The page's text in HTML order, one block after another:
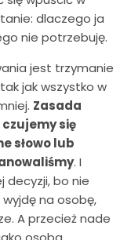
dlaczego ja
nie potrzebuję.
jest trzymanie
jak wszystko w
Zasada
się
słowo lub
. I
decyzji, bo nie
na osobę,
A przecież nade